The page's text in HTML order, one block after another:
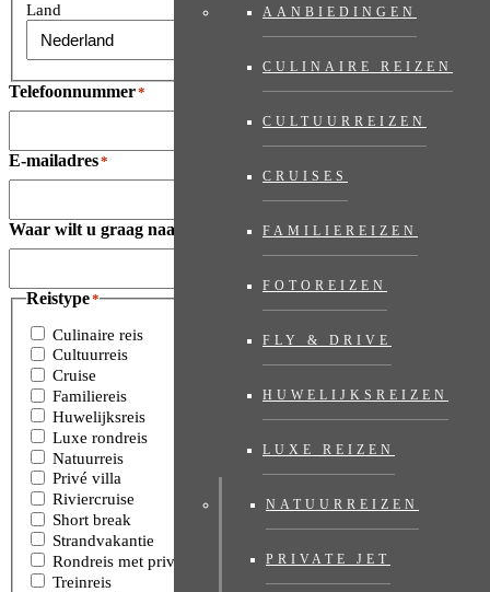
AANBIEDINGEN
CULINAIRE REIZEN
CULTUURREIZEN
CRUISES
FAMILIEREIZEN
FOTOREIZEN
FLY & DRIVE
HUWELIJKSREIZEN
LUXE REIZEN
NATUURREIZEN
PRIVATE JET
Land
Telefoonnummer*
E-mailadres*
Waar wilt u graag naartoe?
Reistype*
Culinaire reis
Cultuurreis
Cruise
Familiereis
Huwelijksreis
Luxe rondreis
Natuurreis
Privé villa
Riviercruise
Short break
Strandvakantie
Rondreis met privé gids
Treinreis